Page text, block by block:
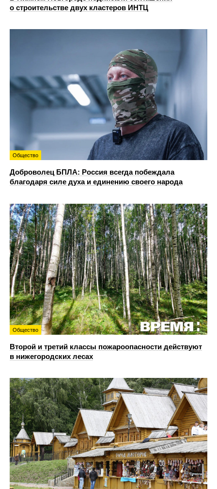
о строительстве двух кластеров ИНТЦ
Общество
Доброволец БПЛА: Россия всегда побеждала
благодаря силе духа и единению своего народа
Общество
Второй и третий классы пожароопасности действуют
в нижегородских лесах